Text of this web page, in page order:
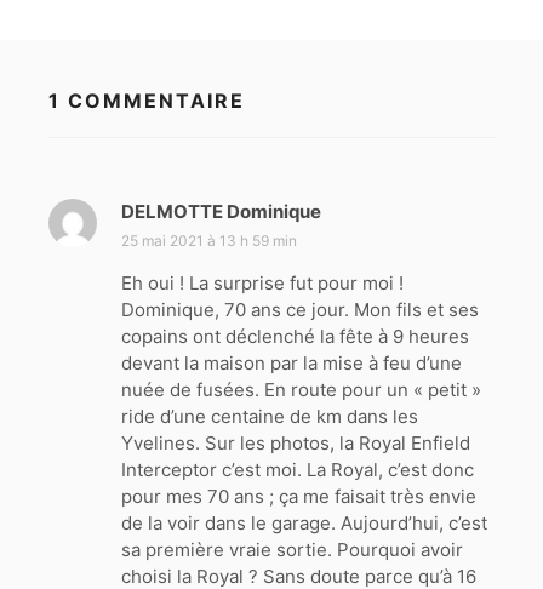
1 COMMENTAIRE
DELMOTTE Dominique
:
25 mai 2021 à 13 h 59 min
Eh oui ! La surprise fut pour moi !
Dominique, 70 ans ce jour. Mon fils et ses
copains ont déclenché la fête à 9 heures
devant la maison par la mise à feu d’une
nuée de fusées. En route pour un « petit »
ride d’une centaine de km dans les
Yvelines. Sur les photos, la Royal Enfield
Interceptor c’est moi. La Royal, c’est donc
pour mes 70 ans ; ça me faisait très envie
de la voir dans le garage. Aujourd’hui, c’est
sa première vraie sortie. Pourquoi avoir
choisi la Royal ? Sans doute parce qu’à 16